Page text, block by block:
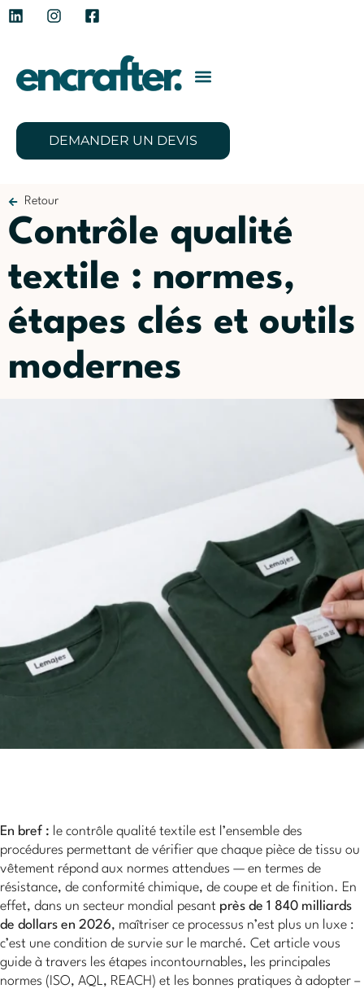
DEMANDER UN DEVIS
Retour
Contrôle qualité
textile : normes,
étapes clés et outils
modernes
En bref : le contrôle qualité textile est l’ensemble des
procédures permettant de vérifier que chaque pièce de tissu ou
vêtement répond aux normes attendues — en termes de
résistance, de conformité chimique, de coupe et de finition. En
effet, dans un secteur mondial pesant près de 1 840 milliards
de dollars en 2026, maîtriser ce processus n’est plus un luxe :
c’est une condition de survie sur le marché. Cet article vous
guide à travers les étapes incontournables, les principales
normes (ISO, AQL, REACH) et les bonnes pratiques à adopter –